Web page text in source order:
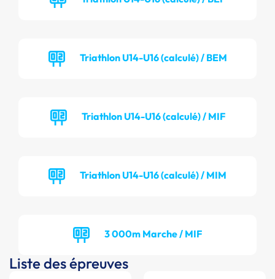
Triathlon U14-U16 (calculé) / BEM
Triathlon U14-U16 (calculé) / MIF
Triathlon U14-U16 (calculé) / MIM
3 000m Marche / MIF
Liste des épreuves